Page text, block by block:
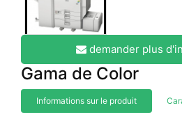
demander plus
Gama de Color
Informations sur le produit